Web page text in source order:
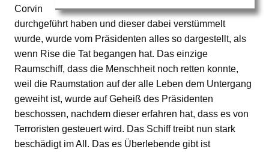
Corvin
durchgeführt haben und dieser dabei verstümmelt
wurde, wurde vom Präsidenten alles so dargestellt, als
wenn Rise die Tat begangen hat. Das einzige
Raumschiff, dass die Menschheit noch retten konnte,
weil die Raumstation auf der alle Leben dem Untergang
geweiht ist, wurde auf Geheiß des Präsidenten
beschossen, nachdem dieser erfahren hat, dass es von
Terroristen gesteuert wird. Das Schiff treibt nun stark
beschädigt im All. Das es Überlebende gibt ist